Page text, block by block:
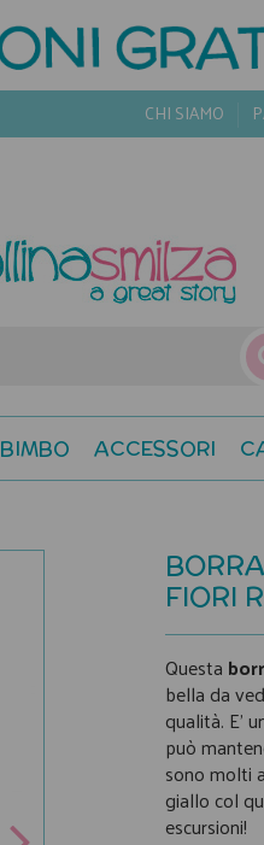
CHI SIAMO
BIMBO ACCESSORI
FIORI
Questa
bella da
qualità. E'
può
sono molti
giallo col
escursioni!